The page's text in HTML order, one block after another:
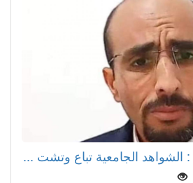
الجامعية تباع وتشت ...